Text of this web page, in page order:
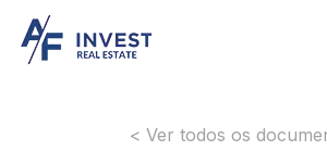
< Ver todos os